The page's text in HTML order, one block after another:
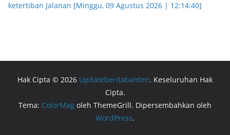
ketertiban Jalanan [Minggu, 09 Agustus 2026 | 12:14:40]
Hak Cipta © 2026 Updateberitabanten. Keseluruhan Hak
Cipta.
Tema: ColorMag oleh ThemeGrill. Dipersembahkan oleh
WordPress.